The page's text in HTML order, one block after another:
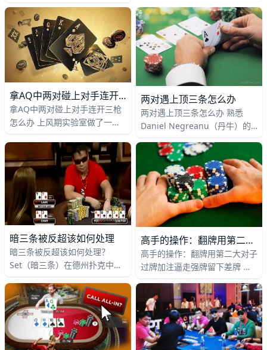
最精彩对决时，PS上的另一场
激战其实也很有看头。 激战双
方正是两
双方：Phil Hellhmuth VS
Jared Rubin 过程 盲注为
2,000/4,0
拿AQ中两对碰上对手连开三枪怎么办
拿AQ中两对碰上对手连开三枪
怎么办 上风期实验室做了一个
要给自己玩过的牌局“做诊断”的
玩家拉到一个讨论组里，这个
两对遇上顶三条怎么办
两对遇上顶三条怎么办 熟悉
Daniel Negreanu（丹牛）的
擅长运用“小球派”打法，这种打
法简单来说就是用更宽
暗三条被反超该如何处理
暗三条被反超该如何处理？
Set（暗三条）在德州扑克中是
蔽，在你击中set以后，通常意
味着你有可能赢下一个大的pot
高手的操作：翻牌用第二大对子过牌加注逼走强牌留下差牌
高手的操作：翻牌用第二大对子
过牌加注逼走强牌留下差牌 在
入的超级碗当属备受瞩目的其中
一场，17年是该赛事举办的第
三